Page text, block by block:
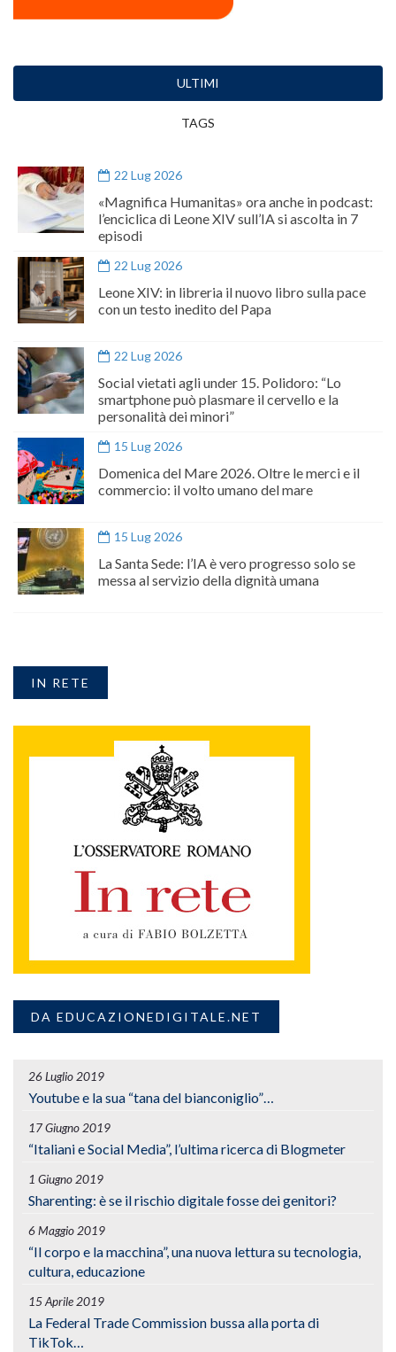
ULTIMI
TAGS
22 Lug 2026
«Magnifica Humanitas» ora anche in podcast:
l’enciclica di Leone XIV sull’IA si ascolta in 7
episodi
22 Lug 2026
Leone XIV: in libreria il nuovo libro sulla pace
con un testo inedito del Papa
22 Lug 2026
Social vietati agli under 15. Polidoro: “Lo
smartphone può plasmare il cervello e la
personalità dei minori”
15 Lug 2026
Domenica del Mare 2026. Oltre le merci e il
commercio: il volto umano del mare
15 Lug 2026
La Santa Sede: l’IA è vero progresso solo se
messa al servizio della dignità umana
IN RETE
DA EDUCAZIONEDIGITALE.NET
26 Luglio 2019
Youtube e la sua “tana del bianconiglio”…
17 Giugno 2019
“Italiani e Social Media”, l’ultima ricerca di Blogmeter
1 Giugno 2019
Sharenting: è se il rischio digitale fosse dei genitori?
6 Maggio 2019
“Il corpo e la macchina”, una nuova lettura su tecnologia,
cultura, educazione
15 Aprile 2019
La Federal Trade Commission bussa alla porta di
TikTok…